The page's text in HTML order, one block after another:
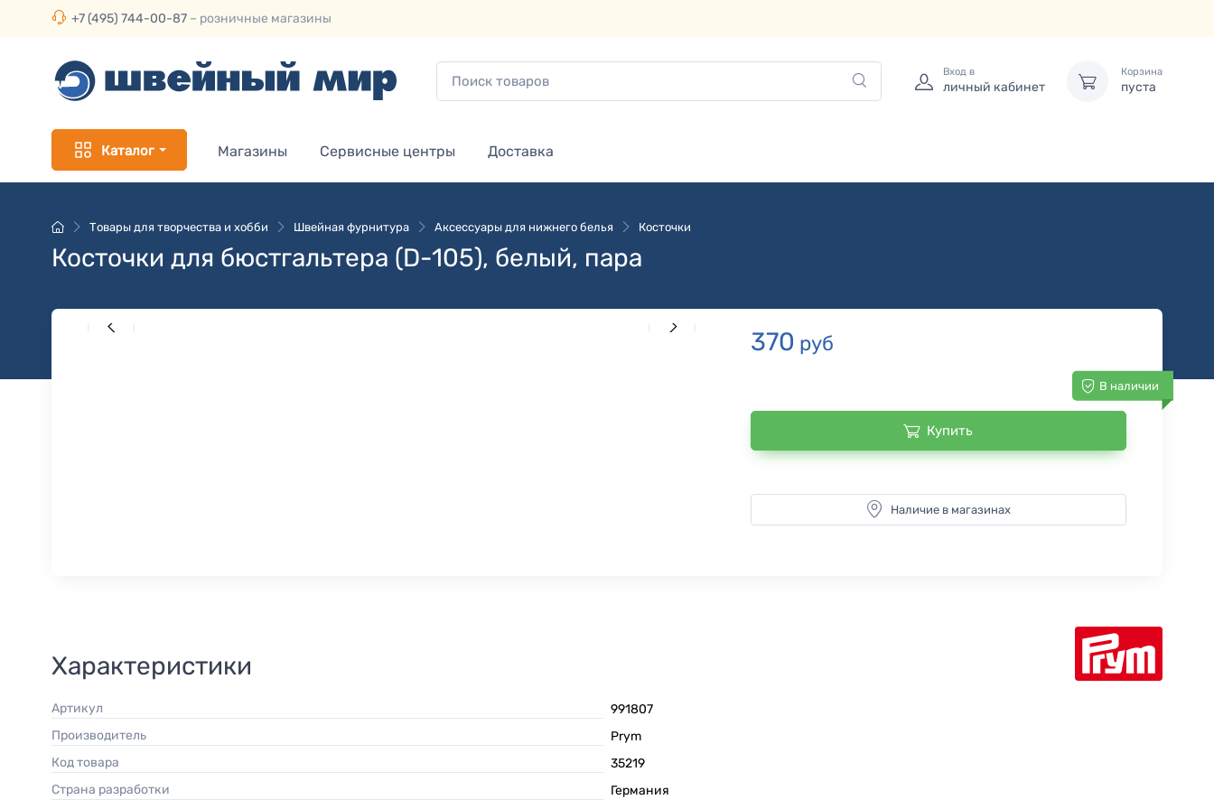
+7 (495) 744-00-87 – розничные магазины
Вход в
личный кабинет
Корзина
пуста
Каталог Магазины Сервисные центры Доставка
Товары для творчества и хобби Швейная фурнитура Аксессуары для нижнего белья Косточки
Косточки для бюстгальтера (D-105), белый, пара
370 руб
В наличии
Купить
Наличие в магазинах
Характеристики
Артикул
991807
Производитель
Prym
Код товара
35219
Страна разработки
Германия